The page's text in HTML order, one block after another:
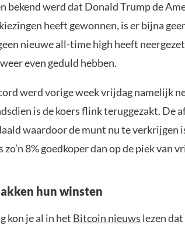
bekend werd dat Donald Trump de
heeft gewonnen, is er bijna
nieuwe all-time high heeft
even geduld hebben.
werd vorige week vrijdag namelijk
is de koers flink teruggezakt. De
waardoor de munt nu te verkrijgen
8% goedkoper dan op de piek van
hun winsten
kon je al in het Bitcoin nieuws lezen